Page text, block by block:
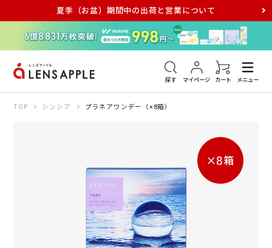
夏季（お盆）期間中の出荷と営業について
探す マイページ カート メニュー
アキュビュー メダリスト メガネ
TOP シンシア プラネアワンデー（×8箱）